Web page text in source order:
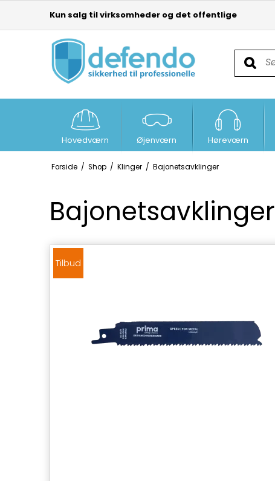
Kun salg til virksomheder og det offentlige
Hovedværn Øjenværn Høreværn
Forside / Shop / Klinger / Bajonetsavklinger
Bajonetsavklinger
Tilbud